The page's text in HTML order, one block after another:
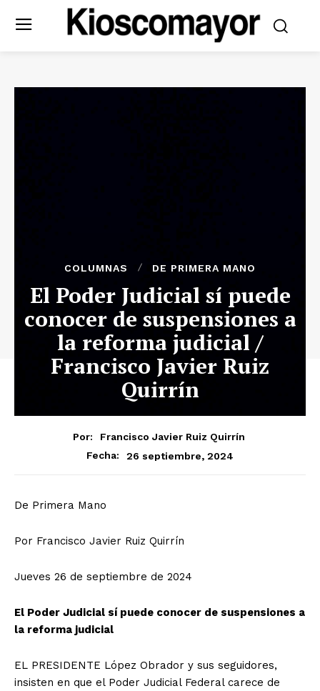
COLUMNAS DE PRIMERA MANO
El Poder Judicial sí puede
conocer de suspensiones a
la reforma judicial /
Francisco Javier Ruiz
Quirrín
Por:
Francisco Javier Ruiz Quirrín
Fecha:
26 septiembre, 2024
De Primera Mano
Por Francisco Javier Ruiz Quirrín
Jueves 26 de septiembre de 2024
El Poder Judicial sí puede conocer de suspensiones a
la reforma judicial
EL PRESIDENTE López Obrador y sus seguidores,
insisten en que el Poder Judicial Federal carece de